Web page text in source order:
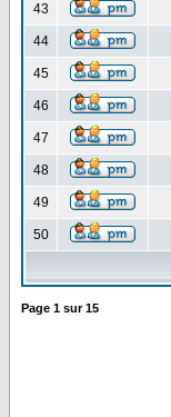
43
44
45
46
47
48
49
50
Page 1 sur15